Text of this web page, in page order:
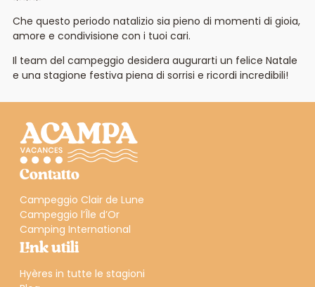
Che questo periodo natalizio sia pieno di momenti di gioia,
amore e condivisione con i tuoi cari.
Il team del campeggio desidera augurarti un felice Natale
e una stagione festiva piena di sorrisi e ricordi incredibili!
Contatto
Campeggio Clair de Lune
Campeggio l’Île d’Or
Camping International
Link utili
Hyères in tutte le stagioni